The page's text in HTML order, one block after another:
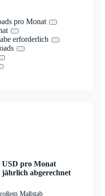
pro Monat
erforderlich
USD pro Monat
jährlich abgerechnet
Maßstab